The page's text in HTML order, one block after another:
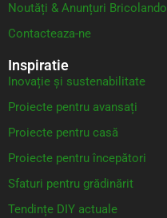
Noutăți & Anunțuri Bricolando
Contacteaza-ne
Inspiratie
Inovație și sustenabilitate
Proiecte pentru avansați
Proiecte pentru casă
Proiecte pentru începători
Sfaturi pentru grădinărit
Tendințe DIY actuale